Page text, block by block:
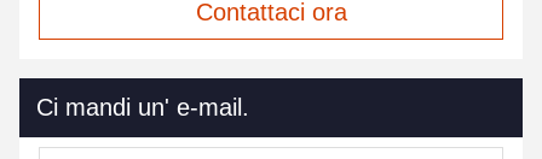
Contattaci ora
Ci mandi un' e-mail.